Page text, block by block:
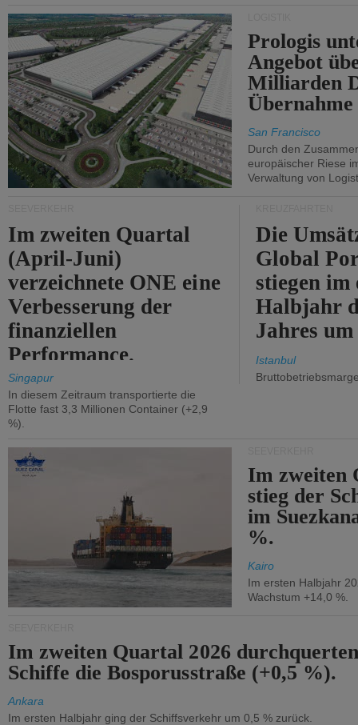
von Hormuz.
Prologis
Angebot
Milliarden
Übernahme
San Francisco
Durch den
europäischer Riese
Verwaltung von
Im zweiten Quartal
(April-Juni)
verzeichnete ONE eine
Verbesserung der
finanziellen
Performance.
Singapur
In diesem Zeitraum transportierte die
Flotte fast 3,3 Millionen Container (+2,9
%).
Die
Global
stiegen im
Halbjahr
Jahres
Istanbul
Im zweiten
stieg der
im
%.
Kairo
Im ersten Halbjahr
Wachstum +14,0 %.
Im zweiten Quartal 2026
Schiffe die Bosporusstraße (+0,5 %).
Ankara
Im ersten Halbjahr ging der Schiffsverkehr um 0,5 % zurück.